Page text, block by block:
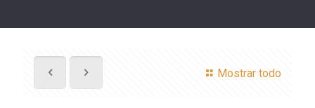
Mostrar todo